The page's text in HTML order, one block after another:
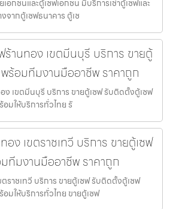
อกชนและตู้เซฟเอกชน มีบริการเช่าตู้เซฟและ
จากตู้เซฟธนาคาร ตู้เซ
านทอง เขตมีนบุรี บริการ ขายตู้
ร้อมทีมงานมืออาชีพ ราคาถูก
ง เขตมีนบุรี บริการ ขายตู้เซฟ รับติดตั้งตู้เซฟ
มให้บริการทั่วไทย รั
อง เขตราชเทวี บริการ ขายตู้เซฟ
ทีมงานมืออาชีพ ราคาถูก
ราชเทวี บริการ ขายตู้เซฟ รับติดตั้งตู้เซฟ
มให้บริการทั่วไทย ขายตู้เซฟ